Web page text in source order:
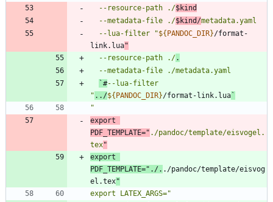
  --resource-path ./
$kind
  --metadata-file ./
$kind /
  --lua-filter
"${ PANDOC_DIR}/format-
link.lua
  --resource-path ./
.
`#--lua-filter
" ../${ PANDOC_DIR}/format-link.lua `
export
PDF_TEMPLATE=" ./pandoc/template/eisvogel.
tex"
export
PDF_TEMPLATE=" ./. ./pandoc/template/eisvog
el.tex
export LATEX_ARGS="